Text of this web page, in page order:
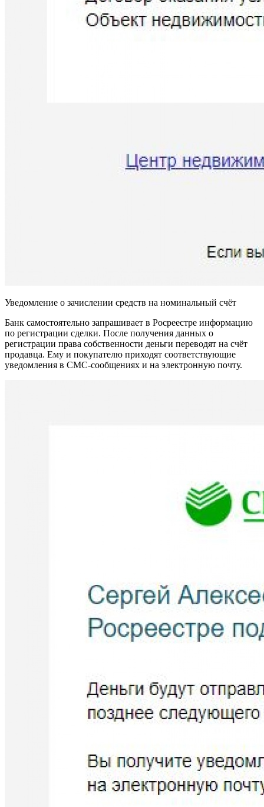
Уведомление о зачислении средств на номинальный счёт
Банк самостоятельно запрашивает в Росреестре информацию
по регистрации сделки. После получения данных о
регистрации права собственности деньги переводят на счёт
продавца. Ему и покупателю приходят соответствующие
уведомления в СМС-сообщениях и на электронную почту.